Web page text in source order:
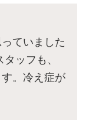
ていました
ッフも、
。冷え症が